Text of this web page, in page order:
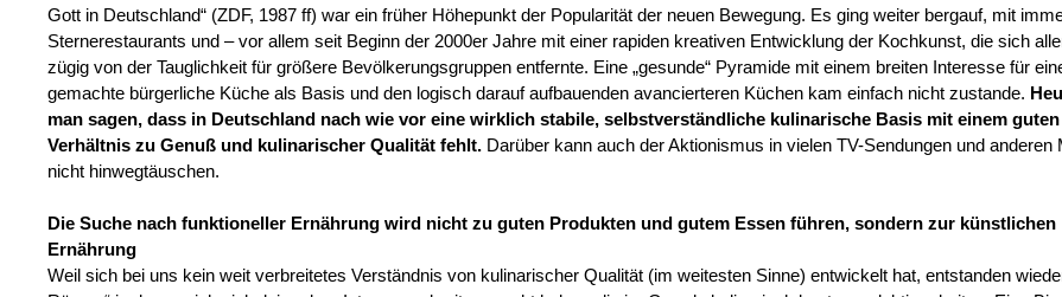
Gott in Deutschland“ (ZDF, 1987 ff) war ein früher Höhepunkt der Popularität der neuen Bewegung. Es ging weiter bergauf, mit
Sternerestaurants und – vor allem seit Beginn der 2000er Jahre mit einer rapiden kreativen Entwicklung der Kochkunst, die sich
zügig von der Tauglichkeit für größere Bevölkerungsgruppen entfernte. Eine „gesunde“ Pyramide mit einem breiten Interesse für
gemachte bürgerliche Küche als Basis und den logisch darauf aufbauenden avancierteren Küchen kam einfach nicht zustande.
man sagen, dass in Deutschland nach wie vor eine wirklich stabile, selbstverständliche kulinarische Basis mit einem guten
Verhältnis zu Genuß und kulinarischer Qualität fehlt. Darüber kann auch der Aktionismus in vielen TV-Sendungen und anderen
nicht hinwegtäuschen.
Die Suche nach funktioneller Ernährung wird nicht zu guten Produkten und gutem Essen führen, sondern zur künstlichen
Ernährung
Weil sich bei uns kein weit verbreitetes Verständnis von kulinarischer Qualität (im weitesten Sinne) entwickelt hat, entstanden